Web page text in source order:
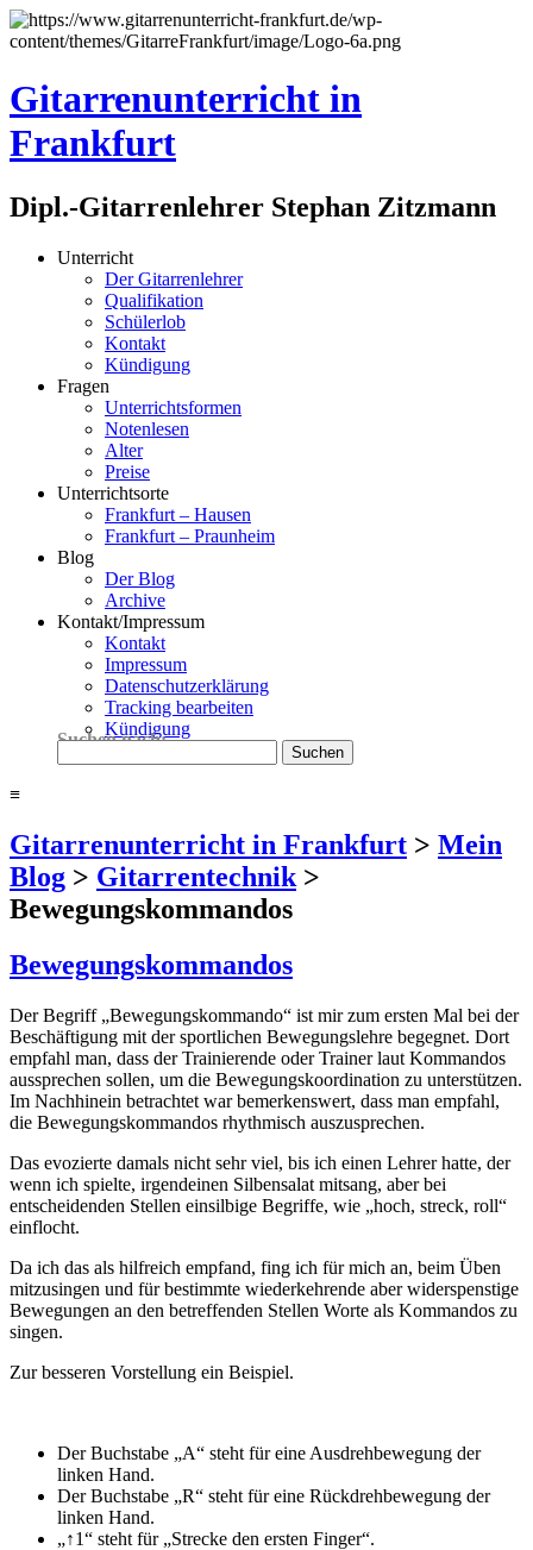
Gitarrenunterricht in
Frankfurt
Dipl.-Gitarrenlehrer Stephan Zitzmann
Unterricht
Der Gitarrenlehrer
Qualifikation
Schülerlob
Kontakt
Kündigung
Fragen
Unterrichtsformen
Notenlesen
Alter
Preise
Unterrichtsorte
Frankfurt – Hausen
Frankfurt – Praunheim
Blog
Der Blog
Archive
Kontakt/Impressum
Kontakt
Impressum
Datenschutzerklärung
Tracking bearbeiten
Kündigung
Suchen nach:
≡
Gitarrenunterricht in Frankfurt > Mein
Blog > Gitarrentechnik >
Bewegungskommandos
Bewegungskommandos
Der Begriff „Bewegungskommando“ ist mir zum ersten Mal bei der
Beschäftigung mit der sportlichen Bewegungslehre begegnet. Dort
empfahl man, dass der Trainierende oder Trainer laut Kommandos
aussprechen sollen, um die Bewegungskoordination zu unterstützen.
Im Nachhinein betrachtet war bemerkenswert, dass man empfahl,
die Bewegungskommandos rhythmisch auszusprechen.
Das evozierte damals nicht sehr viel, bis ich einen Lehrer hatte, der
wenn ich spielte, irgendeinen Silbensalat mitsang, aber bei
entscheidenden Stellen einsilbige Begriffe, wie „hoch, streck, roll“
einflocht.
Da ich das als hilfreich empfand, fing ich für mich an, beim Üben
mitzusingen und für bestimmte wiederkehrende aber widerspenstige
Bewegungen an den betreffenden Stellen Worte als Kommandos zu
singen.
Zur besseren Vorstellung ein Beispiel.
Der Buchstabe „A“ steht für eine Ausdrehbewegung der
linken Hand.
Der Buchstabe „R“ steht für eine Rückdrehbewegung der
linken Hand.
„↑1“ steht für „Strecke den ersten Finger“.